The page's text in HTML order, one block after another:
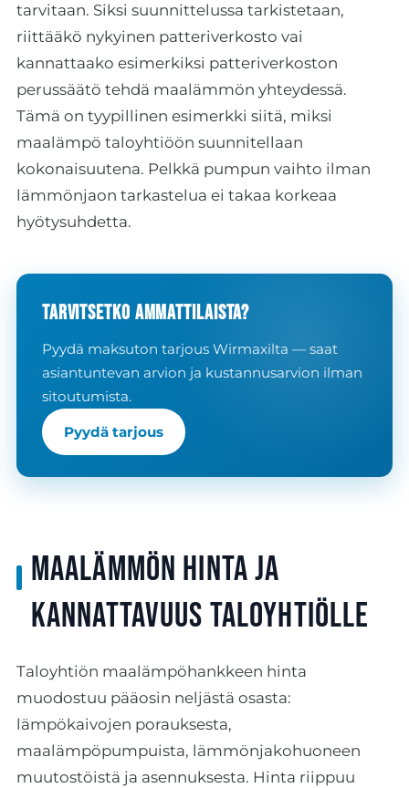
tarvitaan. Siksi suunnittelussa tarkistetaan,
riittääkö nykyinen patteriverkosto vai
kannattaako esimerkiksi patteriverkoston
perussäätö tehdä maalämmön yhteydessä.
Tämä on tyypillinen esimerkki siitä, miksi
maalämpö taloyhtiöön suunnitellaan
kokonaisuutena. Pelkkä pumpun vaihto ilman
lämmönjaon tarkastelua ei takaa korkeaa
hyötysuhdetta.
Tarvitsetko ammattilaista?
Pyydä maksuton tarjous Wirmaxilta — saat
asiantuntevan arvion ja kustannusarvion ilman
sitoutumista.
Pyydä tarjous
Maalämmön hinta ja
kannattavuus taloyhtiölle
Taloyhtiön maalämpöhankkeen hinta
muodostuu pääosin neljästä osasta:
lämpökaivojen porauksesta,
maalämpöpumpuista, lämmönjakohuoneen
muutostöistä ja asennuksesta. Hinta riippuu